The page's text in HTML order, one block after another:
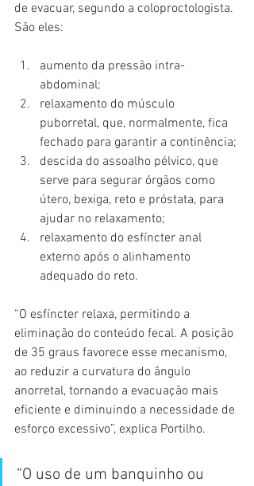
de evacuar, segundo a coloproctologista.
São eles:
aumento da pressão intra-
abdominal;
relaxamento do músculo
puborretal, que, normalmente, fica
fechado para garantir a continência;
descida do assoalho pélvico, que
serve para segurar órgãos como
útero, bexiga, reto e próstata, para
ajudar no relaxamento;
relaxamento do esfíncter anal
externo após o alinhamento
adequado do reto.
“O esfíncter relaxa, permitindo a
eliminação do conteúdo fecal. A posição
de 35 graus favorece esse mecanismo,
ao reduzir a curvatura do ângulo
anorretal, tornando a evacuação mais
eficiente e diminuindo a necessidade de
esforço excessivo”, explica Portilho.
“O uso de um banquinho ou